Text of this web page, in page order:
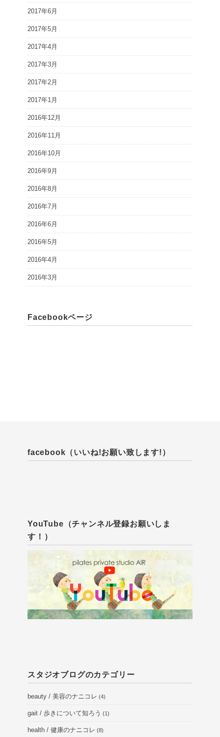
2017年6月
2017年5月
2017年4月
2017年3月
2017年2月
2017年1月
2016年12月
2016年11月
2016年10月
2016年9月
2016年8月
2016年7月
2016年6月
2016年5月
2016年4月
2016年3月
Facebookページ
facebook（いいね!お願い致します!）
YouTube（チャンネル登録お願いしま
す！）
スタジオブログのカテゴリー
beauty / 美容のナニコレ (4)
gait / 歩きについて知ろう (1)
health / 健康のナニコレ (8)